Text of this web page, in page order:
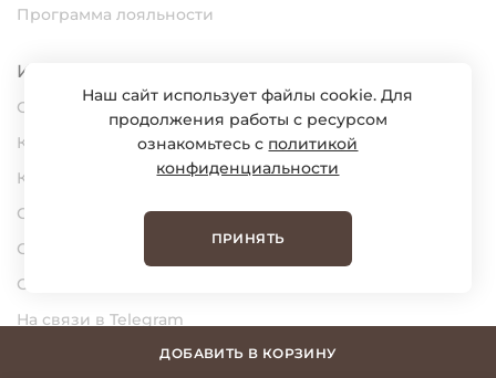
ДОБАВИТЬ В КОРЗИНУ
Программа лояльности
Информация
О нас
Карьера
Контакты
Статьи
Сертификаты
Обратная связь
На связи в Telegram
Наш сайт использует файлы cookie. Для
продолжения работы с ресурсом
ознакомьтесь с политикой
конфиденциальности
ПРИНЯТЬ